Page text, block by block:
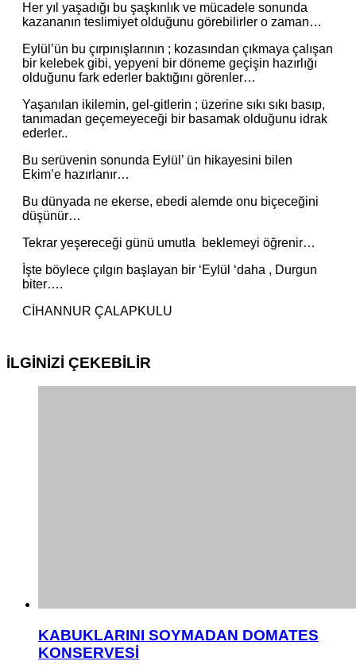
Her yıl yaşadığı bu şaşkınlık ve mücadele sonunda
kazananın teslimiyet olduğunu görebilirler o zaman…
Eylül’ün bu çırpınışlarının ; kozasından çıkmaya çalışan
bir kelebek gibi, yepyeni bir döneme geçişin hazırlığı
olduğunu fark ederler baktığını görenler…
Yaşanılan ikilemin, gel-gitlerin ; üzerine sıkı sıkı basıp,
tanımadan geçemeyeceği bir basamak olduğunu idrak
ederler..
Bu serüvenin sonunda Eylül’ ün hikayesini bilen
Ekim’e hazırlanır…
Bu dünyada ne ekerse, ebedi alemde onu biçeceğini
düşünür…
Tekrar yeşereceği günü umutla beklemeyi öğrenir…
İşte böylece çılgın başlayan bir ‘Eylül ‘daha , Durgun
biter….
CİHANNUR ÇALAPKULU
İLGİNİZİ ÇEKEBİLİR
KABUKLARINI SOYMADAN DOMATES
KONSERVESİ